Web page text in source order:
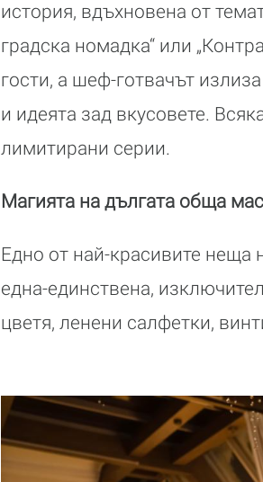
история, вдъхновена от
градска номадка“ или
гости, а шеф-готвачът
и идеята зад вкусовете.
лимитирани серии.
Магията на дългата обща
Едно от най-красивите неща
една-единствена,
цветя, ленени салфетки,